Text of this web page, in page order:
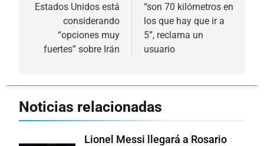
entradas
Estados Unidos está
considerando
“opciones muy
fuertes” sobre Irán
“son 70 kilómetros en
los que hay que ir a
5”, reclama un
usuario
Noticias relacionadas
Lionel Messi llegará a Rosario